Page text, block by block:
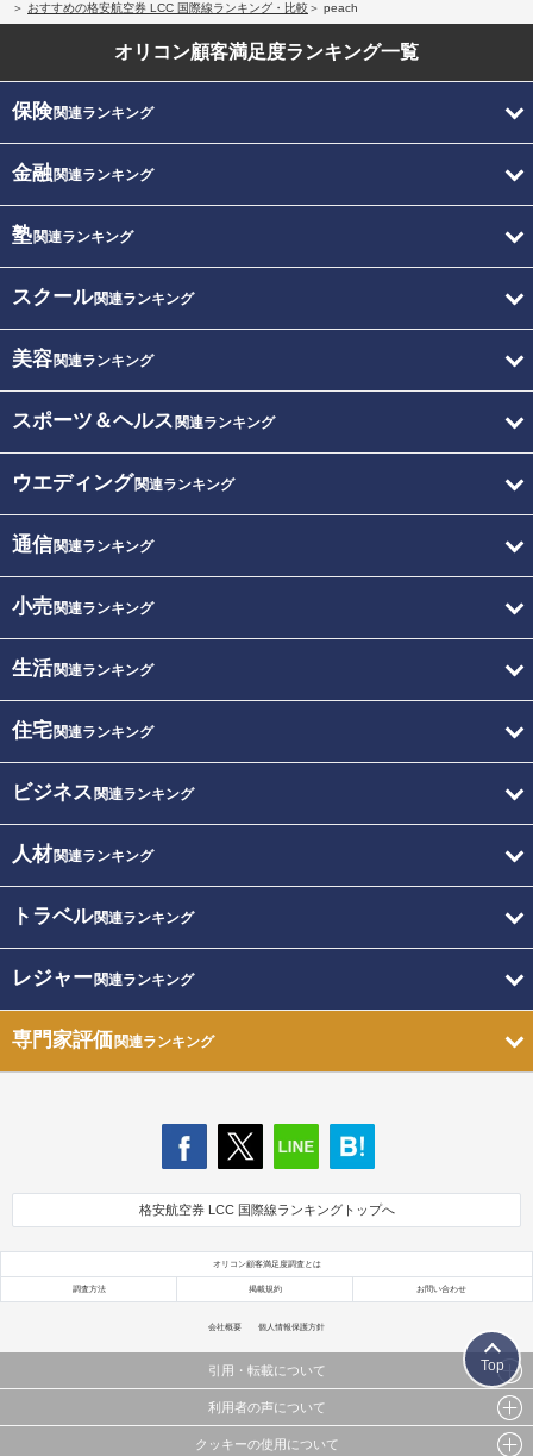
おすすめの格安航空券 LCC 国際線ランキング・比較
peach
オリコン顧客満足度ランキング一覧
保険関連ランキング
金融関連ランキング
塾関連ランキング
スクール関連ランキング
美容関連ランキング
スポーツ＆ヘルス 関連ランキング
ウエディング関連ランキング
通信関連ランキング
小売関連ランキング
生活関連ランキング
住宅関連ランキング
ビジネス 関連ランキング
人材関連ランキング
トラベル関連ランキング
レジャー関連ランキング
専門家評価関連ランキング
格安航空券 LCC 国際線ランキングトップへ
オリコン顧客満足度調査とは
調査方法 掲載規約 お問い合わせ
会社概要 個人情報保護方針
引用・転載について
当サイトで公開されている情報（文字、写真、イラスト、画像データ等）及びこれらの配置・
利用者の声について
当サイトに掲載している内容はすべてサービスの利用者が提出された見解・感想です。
クッキーの使用について
Top